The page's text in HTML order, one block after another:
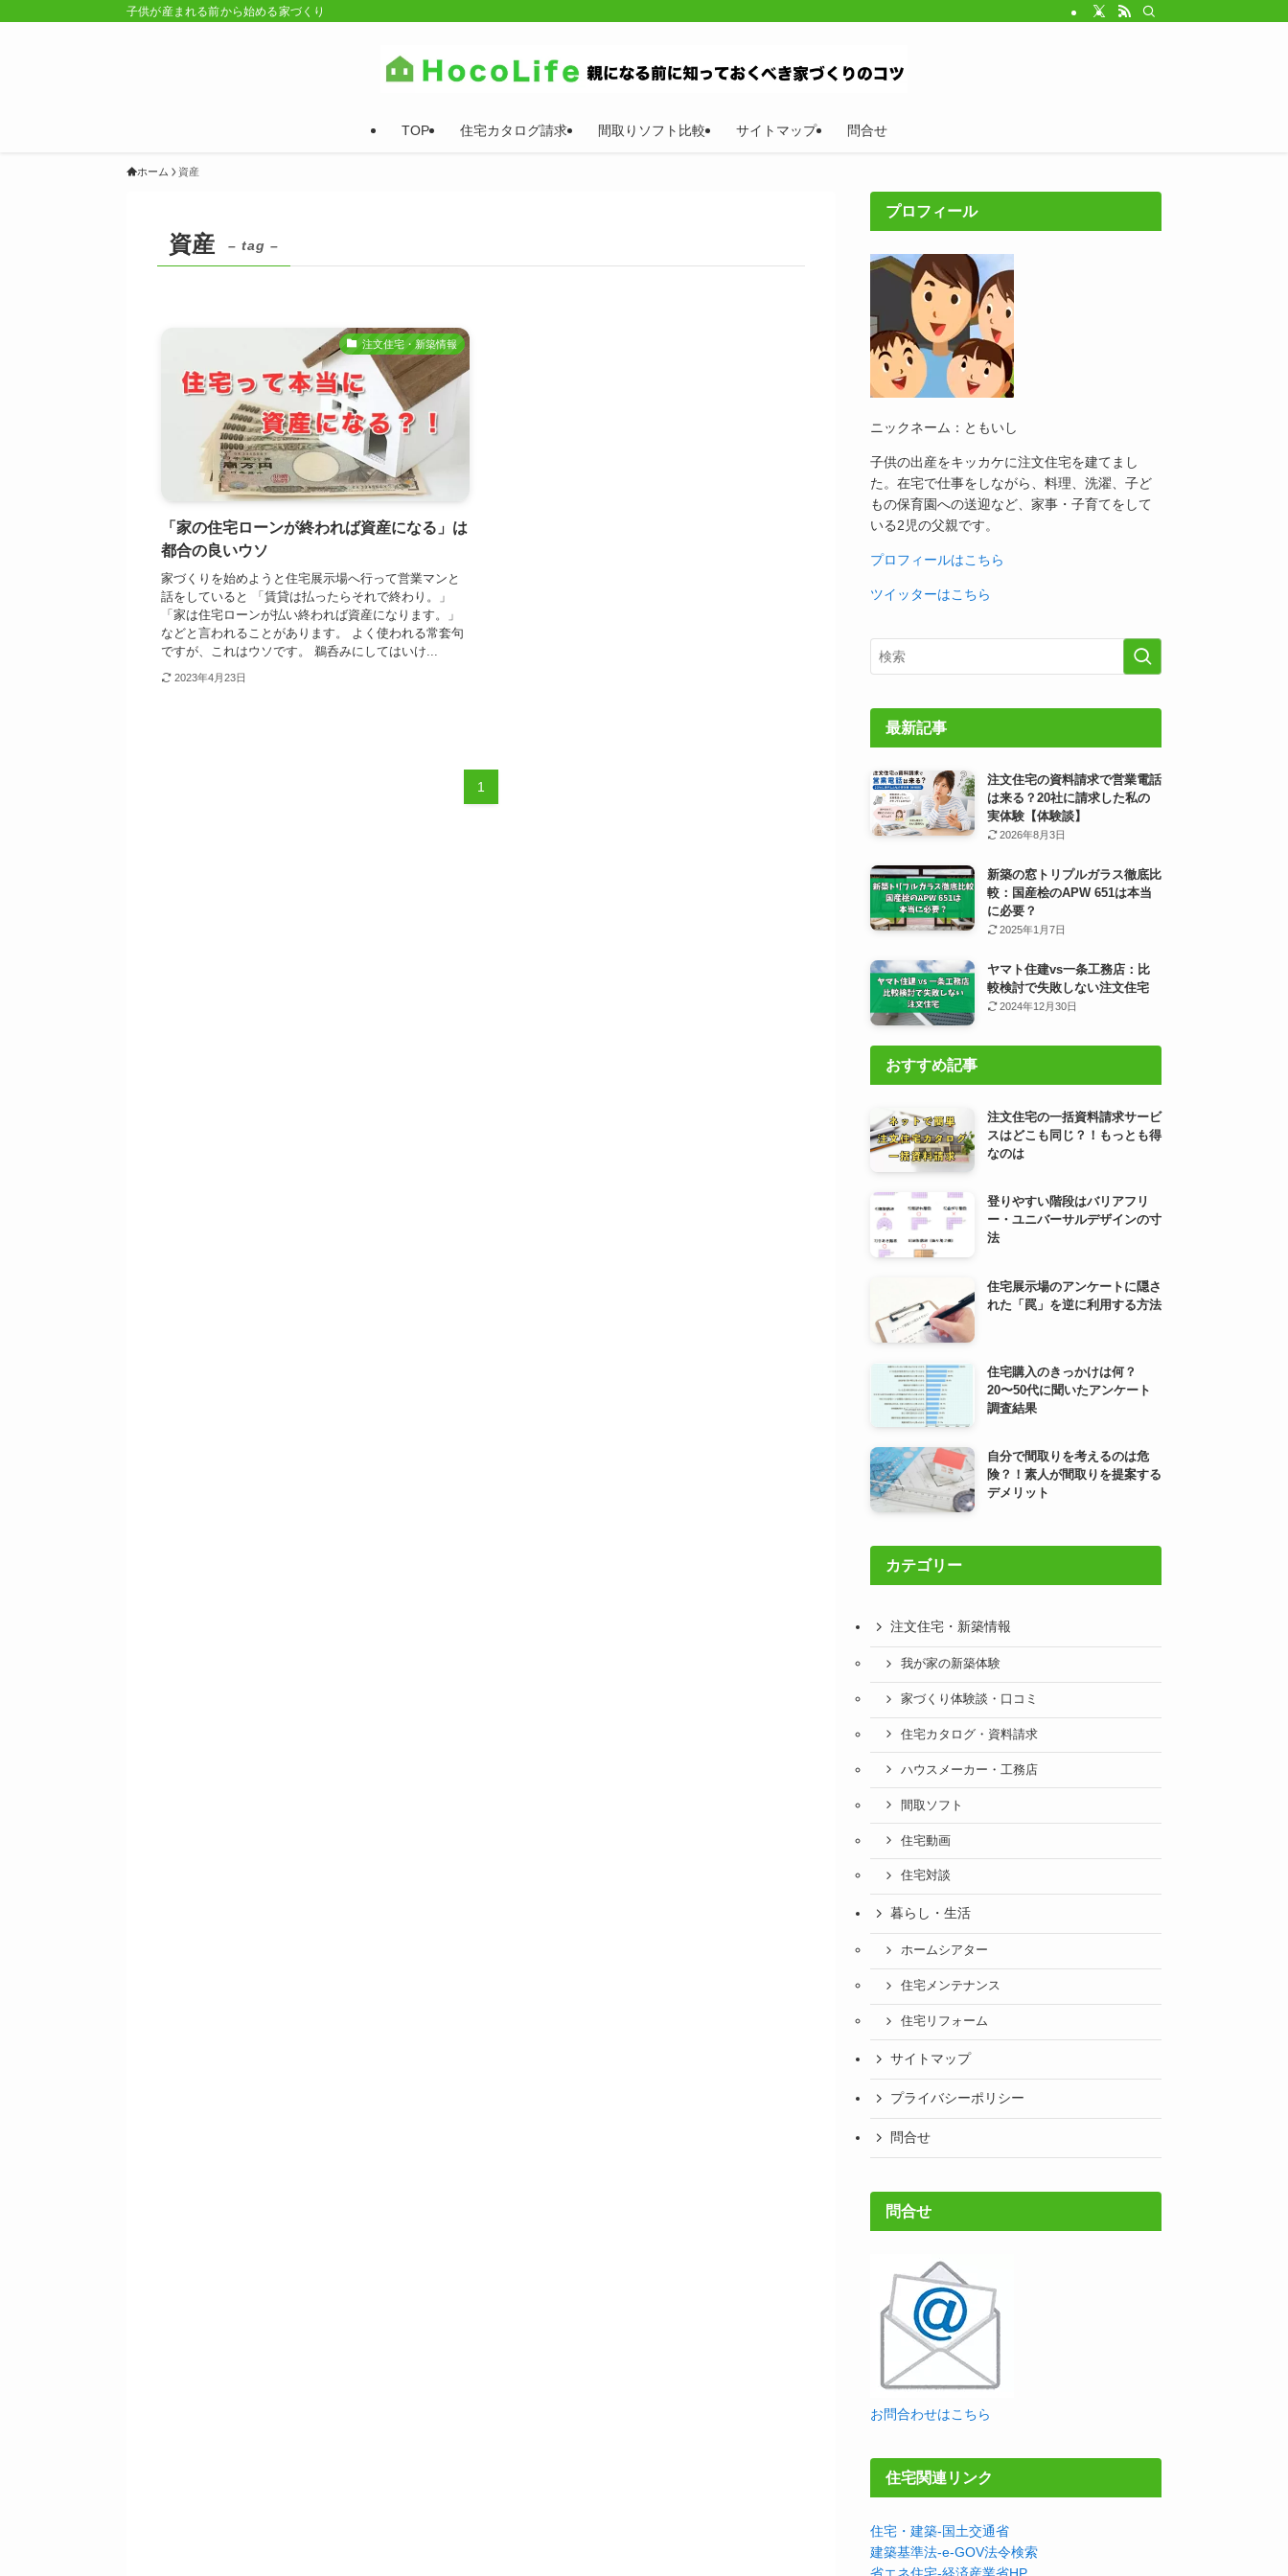
子供が産まれる前から始める家づくり
TOP 住宅カタログ請求 間取りソフト比較 サイトマップ 問合せ
ホーム 資産
資産 – tag –
注文住宅・新築情報
「家の住宅ローンが終われば資産になる」は
都合の良いウソ
家づくりを始めようと住宅展示場へ行って営業マンと
話をしていると 「賃貸は払ったらそれで終わり。」
「家は住宅ローンが払い終われば資産になります。」
などと言われることがあります。 よく使われる常套句
ですが、これはウソです。 鵜呑みにしてはいけ...
2023年4月23日
1
プロフィール
ニックネーム：ともいし
子供の出産をキッカケに注文住宅を建てまし
た。在宅で仕事をしながら、料理、洗濯、子ど
もの保育園への送迎など、家事・子育てをして
いる2児の父親です。
プロフィールはこちら
ツイッターはこちら
最新記事
注文住宅の資料請求で営業電話
は来る？20社に請求した私の
実体験【体験談】
2026年8月3日
新築の窓トリプルガラス徹底比
較：国産桧のAPW 651は本当
に必要？
2025年1月7日
ヤマト住建vs一条工務店：比
較検討で失敗しない注文住宅
2024年12月30日
おすすめ記事
注文住宅の一括資料請求サービ
スはどこも同じ？！もっとも得
なのは
登りやすい階段はバリアフリ
ー・ユニバーサルデザインの寸
法
住宅展示場のアンケートに隠さ
れた「罠」を逆に利用する方法
住宅購入のきっかけは何？
20〜50代に聞いたアンケート
調査結果
自分で間取りを考えるのは危
険？！素人が間取りを提案する
デメリット
カテゴリー
注文住宅・新築情報
我が家の新築体験
家づくり体験談・口コミ
住宅カタログ・資料請求
ハウスメーカー・工務店
間取ソフト
住宅動画
住宅対談
暮らし・生活
ホームシアター
住宅メンテナンス
住宅リフォーム
サイトマップ
プライバシーポリシー
問合せ
問合せ
お問合わせはこちら
住宅関連リンク
住宅・建築-国土交通省
建築基準法-e-GOV法令検索
省エネ住宅-経済産業省HP